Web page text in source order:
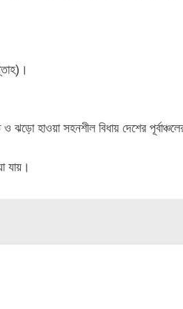
ঝড়ো হাওয়া সহনশীল বিধায় দেশের
যায়।